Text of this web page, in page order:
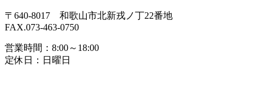
〒640-8017 和歌山市北新戎ノ丁22番地
FAX.073-463-0750
営業時間：8:00～18:00
定休日：日曜日